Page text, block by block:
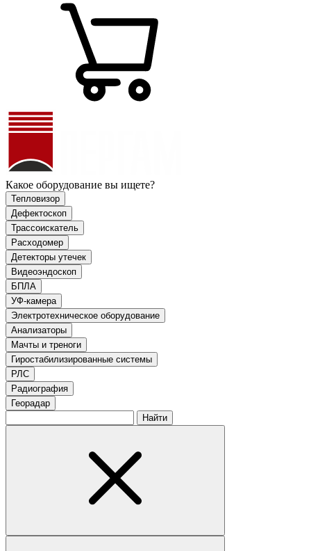
Какое оборудование вы ищете?
Тепловизор
Дефектоскоп
Трассоискатель
Расходомер
Детекторы утечек
Видеоэндоскоп
БПЛА
УФ-камера
Электротехническое оборудование
Анализаторы
Мачты и треноги
Гиростабилизированные системы
РЛС
Радиография
Георадар
Найти